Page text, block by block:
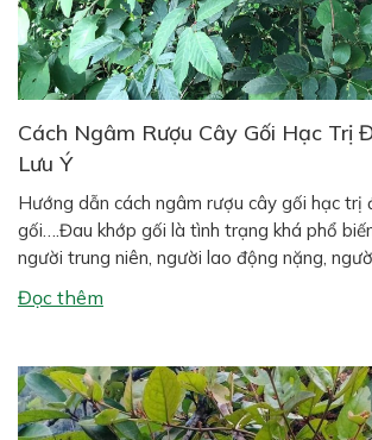
Cách Ngâm Rượu Cây Gối Hạc Trị
Lưu Ý
Hướng dẫn cách ngâm rượu cây gối hạc trị
gối….Đau khớp gối là tình trạng khá phổ
người trung niên, người lao động nặng,
hoặc người có tiền sử thoái hóa xương khớp.
phương pháp hiện đại, nhiều người vẫn tin
Đọc thêm